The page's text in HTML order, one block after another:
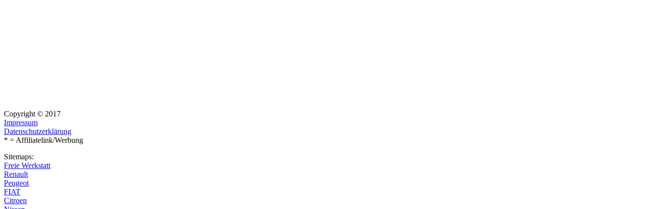
Copyright © 2017
Impressum
Datenschutzerklärung
* = Affiliatelink/Werbung
Sitemaps:
Freie Werkstatt
Renault
Peugeot
FIAT
Citroen